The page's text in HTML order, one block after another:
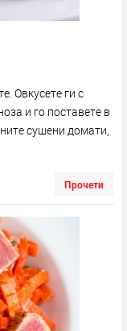
Овкусeте ги с
и го поставете в
сушени домати,
Прочети